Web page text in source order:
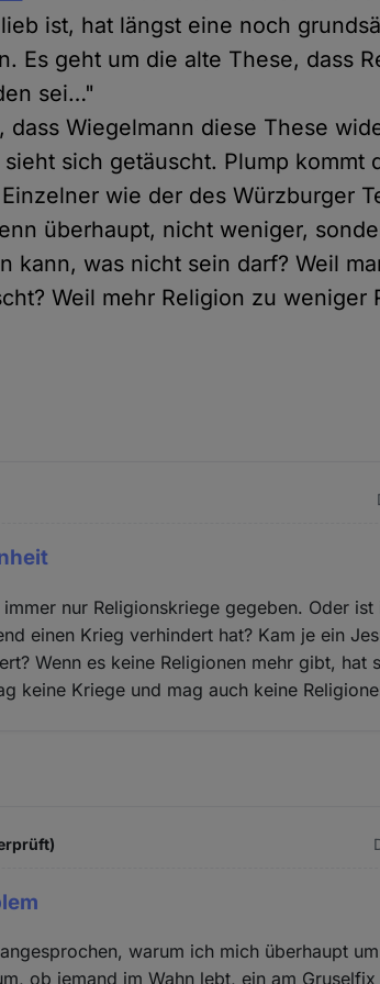
ist, hat längst eine noch
Es geht um die alte These, dass
sei…"
dass Wiegelmann diese These
sich getäuscht. Plump kommt
wie der des Würzburger
überhaupt, nicht weniger,
kann, was nicht sein darf? Weil
Weil mehr Religion zu weniger
nur Religionskriege gegeben. Oder
einen Krieg verhindert hat? Kam je ein
Wenn es keine Religionen mehr gibt, hat
keine Kriege und mag auch keine
warum ich mich überhaupt
ob jemand im Wahn lebt, ein am